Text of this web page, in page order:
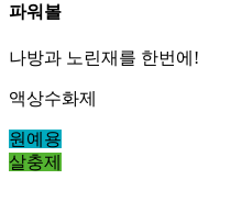
파워볼
나방과 노린재를 한번에!
액상수화제
원예용
살충제